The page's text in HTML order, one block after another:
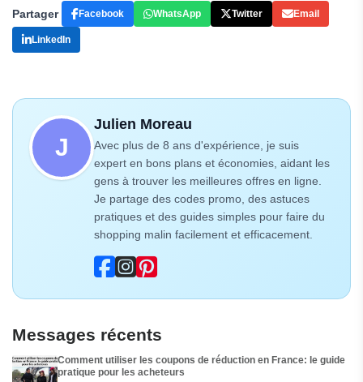
Partager Facebook WhatsApp Twitter Email
LinkedIn
J
Julien Moreau
Avec plus de 8 ans d'expérience, je suis
expert en bons plans et économies, aidant les
gens à trouver les meilleures offres en ligne.
Je partage des codes promo, des astuces
pratiques et des guides simples pour faire du
shopping malin facilement et efficacement.
Messages récents
Comment utiliser les coupons de réduction en France: le guide
pratique pour les acheteurs